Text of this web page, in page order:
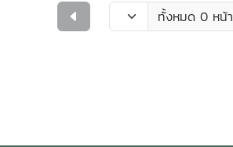
ทั้งหมด 0 หน้า